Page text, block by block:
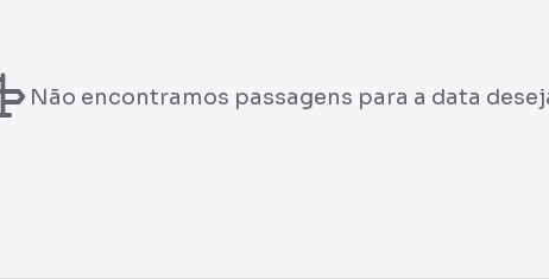
Não encontramos passagens para a data